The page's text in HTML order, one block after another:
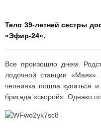
Тело 39-летней сестры
«Эфир-24».
Все произошло днем.
лодочной станции
челнинка пошла купаться
бригада «скорой». Однако